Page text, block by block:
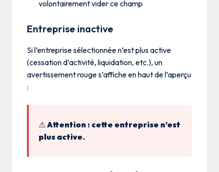
volontairement vider ce champ
Entreprise inactive
Si l’entreprise sélectionnée n’est plus active
(cessation d’activité, liquidation, etc.), un
avertissement rouge s’affiche en haut de l’aperçu
:
⚠Attention : cette entreprise n’est
plus active.